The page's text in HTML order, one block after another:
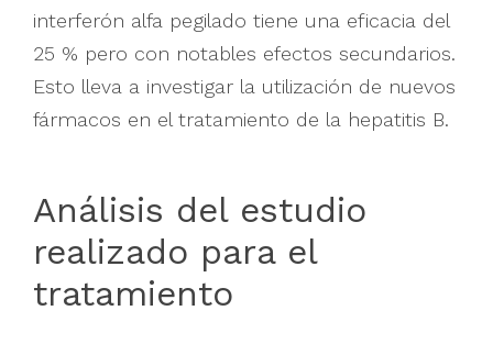
interferón alfa pegilado tiene una eficacia del
25 % pero con notables efectos secundarios.
Esto lleva a investigar la utilización de nuevos
fármacos en el tratamiento de la hepatitis B.
Análisis del estudio
realizado para el
tratamiento